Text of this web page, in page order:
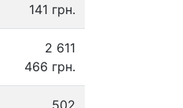
141 грн.
2 611
466 грн.
502